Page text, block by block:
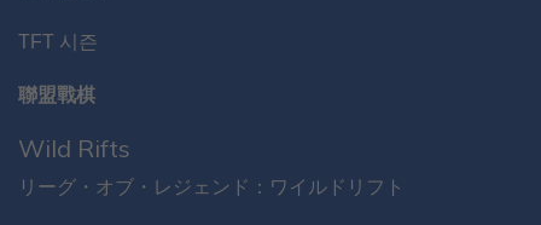
TFT 시즌
聯盟戰棋
Wild Rifts
リーグ・オブ・レジェンド：ワイルドリフト